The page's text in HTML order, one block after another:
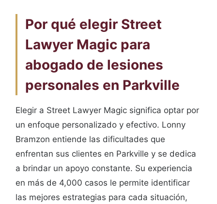
Por qué elegir Street
Lawyer Magic para
abogado de lesiones
personales en Parkville
Elegir a Street Lawyer Magic significa optar por
un enfoque personalizado y efectivo. Lonny
Bramzon entiende las dificultades que
enfrentan sus clientes en Parkville y se dedica
a brindar un apoyo constante. Su experiencia
en más de 4,000 casos le permite identificar
las mejores estrategias para cada situación,